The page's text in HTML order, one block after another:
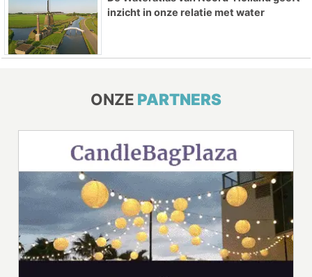
inzicht in onze relatie met water
ONZE PARTNERS